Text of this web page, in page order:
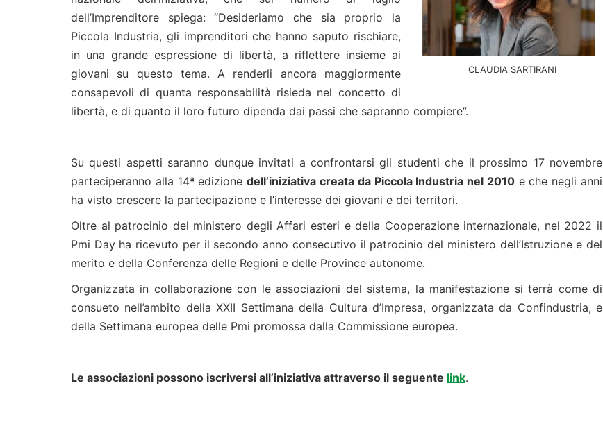
CLAUDIA SARTIRANI
dell’Imprenditore spiega: “Desideriamo che sia proprio la
Piccola Industria, gli imprenditori che hanno saputo rischiare,
in una grande espressione di libertà, a riflettere insieme ai
giovani su questo tema. A renderli ancora maggiormente
consapevoli di quanta responsabilità risieda nel concetto di
libertà, e di quanto il loro futuro dipenda dai passi che sapranno compiere”.
Su questi aspetti saranno dunque invitati a confrontarsi gli studenti che il prossimo 17 novembre
parteciperanno alla 14ª edizionedell’iniziativa creata da Piccola Industria nel 2010e che negli anni
ha visto crescere la partecipazione e l’interesse dei giovani e dei territori.
Oltre al patrocinio del ministero degli Affari esteri e della Cooperazione internazionale, nel 2022 il
Pmi Day ha ricevuto per il secondo anno consecutivo il patrocinio del ministero dell’Istruzione e del
merito e della Conferenza delle Regioni e delle Province autonome.
Organizzata in collaborazione con le associazioni del sistema, la manifestazione si terrà come di
consueto nell’ambito della XXII Settimana della Cultura d’Impresa, organizzata da Confindustria, e
della Settimana europea delle Pmi promossa dalla Commissione europea.
Le associazioni possono iscriversi all’iniziativa attraverso il seguente link.